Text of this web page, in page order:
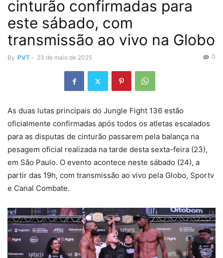
cinturão confirmadas para
este sábado, com
transmissão ao vivo na Globo
By PVT - 23 de maio de 2025 0
As duas lutas principais do Jungle Fight 136 estão
oficialmente confirmadas após todos os atletas escalados
para as disputas de cinturão passarem pela balança na
pesagem oficial realizada na tarde desta sexta-feira (23),
em São Paulo. O evento acontece neste sábado (24), a
partir das 19h, com transmissão ao vivo pela Globo, Sportv
e Canal Combate.